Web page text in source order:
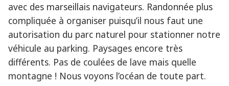
avec des marseillais navigateurs. Randonnée plus
compliquée à organiser puisqu’il nous faut une
autorisation du parc naturel pour stationner notre
véhicule au parking. Paysages encore très
différents. Pas de coulées de lave mais quelle
montagne ! Nous voyons l’océan de toute part.